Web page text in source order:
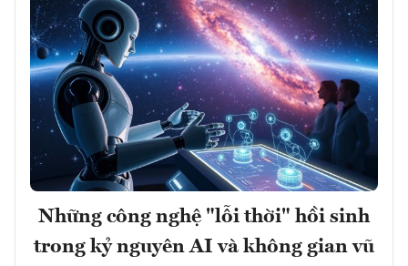
Những công nghệ "lỗi thời" hồi sinh
trong kỷ nguyên AI và không gian vũ